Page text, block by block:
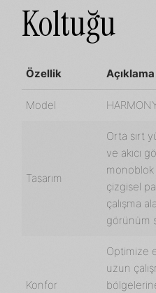
Koltuğu
Özellik Açıklama
Model
Tasarım
Orta sırt
ve akıcı
monoblok
çizgisel
çalışma
görünüm
Konfor
Optimize
uzun